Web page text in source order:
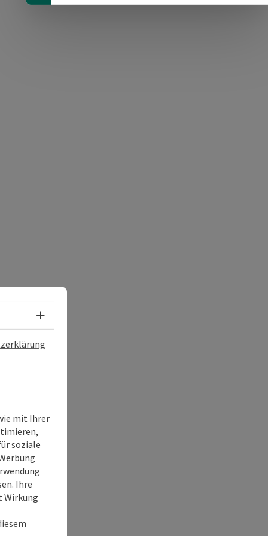
Sprachwahl - Menü öffnen
mit Ihrer
soziale
Ihre
Wirkung